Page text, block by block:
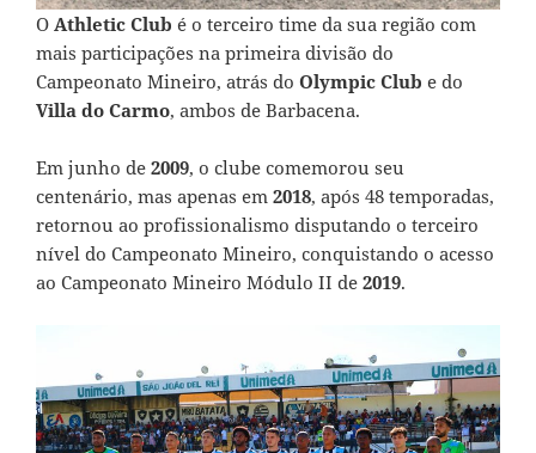
O Athletic Club é o terceiro time da sua região com
mais participações na primeira divisão do
Campeonato Mineiro, atrás do Olympic Club e do
Villa do Carmo, ambos de Barbacena.
Em junho de 2009, o clube comemorou seu
centenário, mas apenas em 2018, após 48 temporadas,
retornou ao profissionalismo disputando o terceiro
nível do Campeonato Mineiro, conquistando o acesso
ao Campeonato Mineiro Módulo II de 2019.